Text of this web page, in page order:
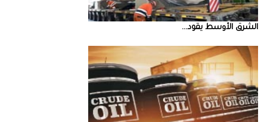
الشرق‭ ‬الأوسط‭ ‬يقود‭ ...